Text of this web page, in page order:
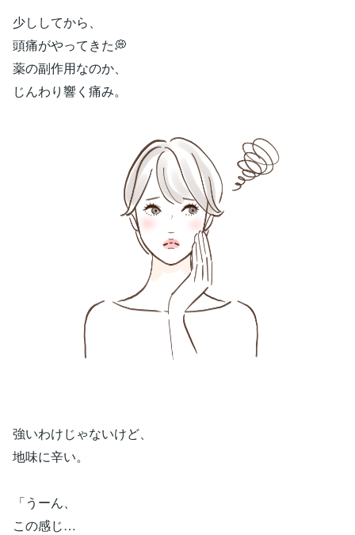
少ししてから、
頭痛がやってきた💭
薬の副作用なのか、
じんわり響く痛み。
強いわけじゃないけど、
地味に辛い。
「うーん、
この感じ…